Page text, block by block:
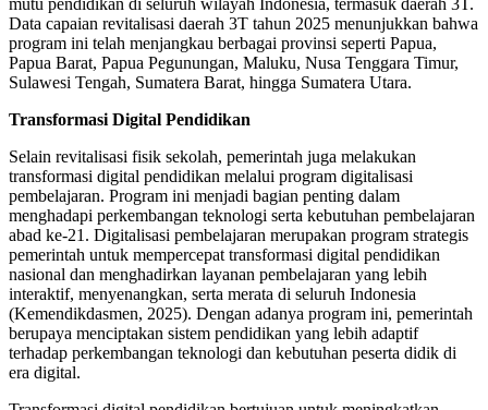
Data capaian revitalisasi daerah 3T tahun 2025 menunjukkan bahwa
program ini telah menjangkau berbagai provinsi seperti Papua,
Papua Barat, Papua Pegunungan, Maluku, Nusa Tenggara Timur,
Sulawesi Tengah, Sumatera Barat, hingga Sumatera Utara.
Transformasi Digital Pendidikan
Selain revitalisasi fisik sekolah, pemerintah juga melakukan
transformasi digital pendidikan melalui program digitalisasi
pembelajaran. Program ini menjadi bagian penting dalam
menghadapi perkembangan teknologi serta kebutuhan pembelajaran
abad ke-21. Digitalisasi pembelajaran merupakan program strategis
pemerintah untuk mempercepat transformasi digital pendidikan
nasional dan menghadirkan layanan pembelajaran yang lebih
interaktif, menyenangkan, serta merata di seluruh Indonesia
(Kemendikdasmen, 2025). Dengan adanya program ini, pemerintah
berupaya menciptakan sistem pendidikan yang lebih adaptif
terhadap perkembangan teknologi dan kebutuhan peserta didik di
era digital.